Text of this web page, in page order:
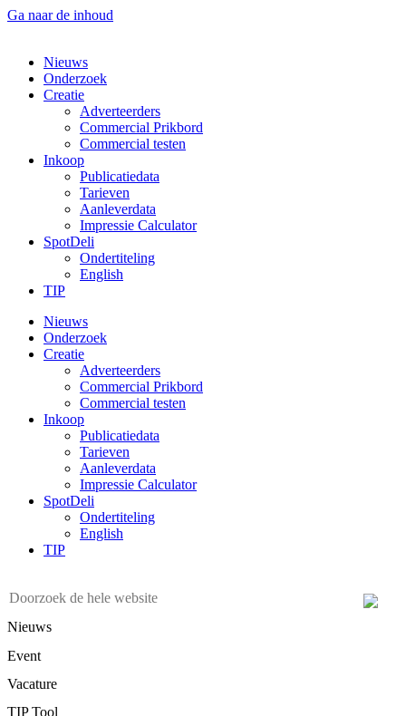
Ga naar de inhoud
Nieuws
Onderzoek
Creatie
Adverteerders
Commercial Prikbord
Commercial testen
Inkoop
Publicatiedata
Tarieven
Aanleverdata
Impressie Calculator
SpotDeli
Ondertiteling
English
TIP
Nieuws
Onderzoek
Creatie
Adverteerders
Commercial Prikbord
Commercial testen
Inkoop
Publicatiedata
Tarieven
Aanleverdata
Impressie Calculator
SpotDeli
Ondertiteling
English
TIP
Nieuws
Event
Vacature
TIP Tool